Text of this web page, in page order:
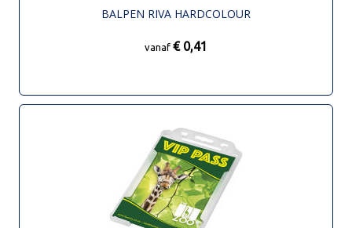
BALPEN RIVA HARDCOLOUR
vanaf € 0,41